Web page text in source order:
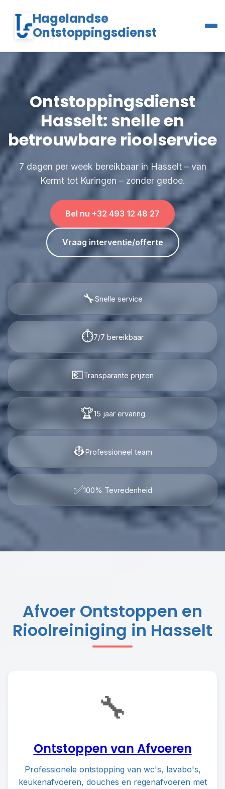
Hagelandse
Ontstoppingsdienst
Ontstoppingsdienst
Hasselt: snelle en
betrouwbare rioolservice
7 dagen per week bereikbaar in Hasselt – van
Kermt tot Kuringen – zonder gedoe.
Bel nu +32 493 12 48 27
Vraag interventie/offerte
🔧Snelle service
⏱️7/7 bereikbaar
💶Transparante prijzen
🏆15 jaar ervaring
👷Professioneel team
✅100% Tevredenheid
Afvoer Ontstoppen en
Rioolreiniging in Hasselt
🔧
Ontstoppen van Afvoeren
Professionele ontstopping van wc's, lavabo's,
keukenafvoeren, douches en regenafvoeren met